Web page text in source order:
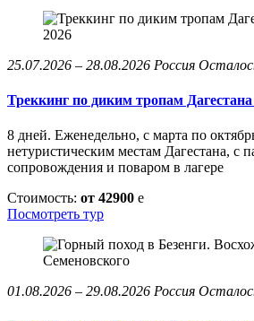
25.07.2026 – 28.08.2026 Россия
Треккинг по диким тропам Дагестана
8 дней. Еженедельно, с марта по
нетуристическим местам Дагестана, с
сопровождения и поваром в лагере
Стоимость: от 42900 e
Посмотреть тур
01.08.2026 – 29.08.2026 Россия